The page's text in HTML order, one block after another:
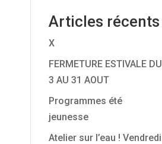
Articles récents
X
FERMETURE ESTIVALE DU
3 AU 31 AOUT
Programmes été
jeunesse
Atelier sur l’eau ! Vendredi